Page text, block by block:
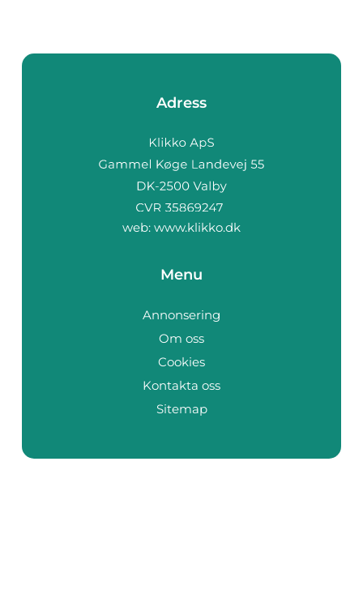
Adress
web: www.klikko.dk
Menu
Annonsering
Om oss
Cookies
Kontakta oss
Sitemap